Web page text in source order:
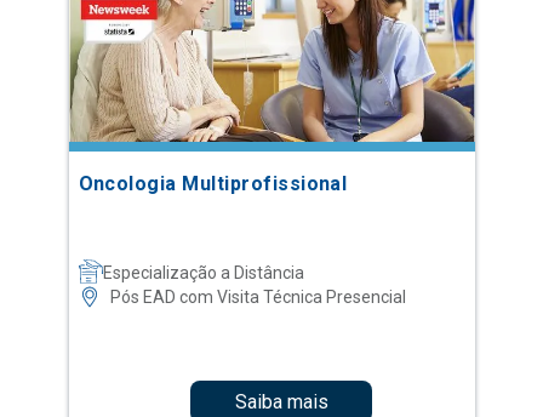
Oncologia Multiprofissional
Especialização a Distância
Pós EAD com Visita Técnica Presencial
Saiba mais